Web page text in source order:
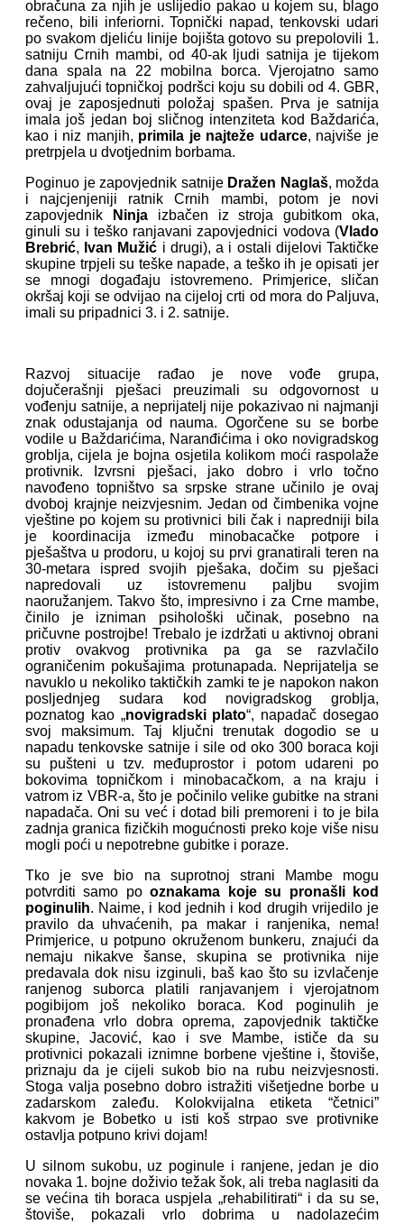
obračuna za njih je uslijedio pakao u kojem su, blago
rečeno, bili inferiorni. Topnički napad, tenkovski udari
po svakom djeliću linije bojišta gotovo su prepolovili 1.
satniju Crnih mambi, od 40-ak ljudi satnija je tijekom
dana spala na 22 mobilna borca. Vjerojatno samo
zahvaljujući topničkoj podršci koju su dobili od 4. GBR,
ovaj je zaposjednuti položaj spašen. Prva je satnija
imala još jedan boj sličnog intenziteta kod Baždarića,
kao i niz manjih, primila je najteže udarce, najviše je
pretrpjela u dvotjednim borbama.
Poginuo je zapovjednik satnije Dražen Naglaš, možda
i najcjenjeniji ratnik Crnih mambi, potom je novi
zapovjednik
Ninjaizbačen iz stroja gubitkom oka,
ginuli su i teško ranjavani zapovjednici vodova (Vlado
Brebrić, Ivan Mužić i drugi), a i ostali dijelovi Taktičke
skupine trpjeli su teške napade, a teško ih je opisati jer
se mnogi događaju istovremeno. Primjerice, sličan
okršaj koji se odvijao na cijeloj crti od mora do Paljuva,
imali su pripadnici 3. i 2. satnije.
Razvoj situacije rađao je nove vođe grupa,
dojučerašnji pješaci preuzimali su odgovornost u
vođenju satnije, a neprijatelj nije pokazivao ni najmanji
znak odustajanja od nauma. Ogorčene su se borbe
vodile u Baždarićima, Naranđićima i oko novigradskog
groblja, cijela je bojna osjetila kolikom moći raspolaže
protivnik. Izvrsni pješaci, jako dobro i vrlo točno
navođeno topništvo sa srpske strane učinilo je ovaj
dvoboj krajnje neizvjesnim. Jedan od čimbenika vojne
vještine po kojem su protivnici bili čak i napredniji bila
je koordinacija između minobacačke potpore i
pješaštva u prodoru, u kojoj su prvi granatirali teren na
30-metara ispred svojih pješaka, dočim su pješaci
napredovali uz istovremenu paljbu svojim
naoružanjem. Takvo što, impresivno i za Crne mambe,
činilo je izniman psihološki učinak, posebno na
pričuvne postrojbe! Trebalo je izdržati u aktivnoj obrani
protiv ovakvog protivnika pa ga se razvlačilo
ograničenim pokušajima protunapada. Neprijatelja se
navuklo u nekoliko taktičkih zamki te je napokon nakon
posljednjeg sudara kod novigradskog groblja,
poznatog kao „novigradski plato“, napadač dosegao
svoj maksimum. Taj ključni trenutak dogodio se u
napadu tenkovske satnije i sile od oko 300 boraca koji
su pušteni u tzv. međuprostor i potom udareni po
bokovima topničkom i minobacačkom, a na kraju i
vatrom iz VBR-a, što je počinilo velike gubitke na strani
napadača. Oni su već i dotad bili premoreni i to je bila
zadnja granica fizičkih mogućnosti preko koje više nisu
mogli poći u nepotrebne gubitke i poraze.
Tko je sve bio na suprotnoj strani Mambe mogu
potvrditi samo pooznakama koje su pronašli kod
poginulih. Naime, i kod jednih i kod drugih vrijedilo je
pravilo da uhvaćenih, pa makar i ranjenika, nema!
Primjerice, u potpuno okruženom bunkeru, znajući da
nemaju nikakve šanse, skupina se protivnika nije
predavala dok nisu izginuli, baš kao što su izvlačenje
ranjenog suborca platili ranjavanjem i vjerojatnom
pogibijom još nekoliko boraca. Kod poginulih je
pronađena vrlo dobra oprema, zapovjednik taktičke
skupine, Jacović, kao i sve Mambe, ističe da su
protivnici pokazali iznimne borbene vještine i, štoviše,
priznaju da je cijeli sukob bio na rubu neizvjesnosti.
Stoga valja posebno dobro istražiti višetjedne borbe u
zadarskom zaleđu. Kolokvijalna etiketa “četnici”
kakvom je Bobetko u isti koš strpao sve protivnike
ostavlja potpuno krivi dojam!
U silnom sukobu, uz poginule i ranjene, jedan je dio
novaka 1. bojne doživio težak šok, ali treba naglasiti da
se većina tih boraca uspjela „rehabilitirati“ i da su se,
štoviše, pokazali vrlo dobrima u nadolazećim